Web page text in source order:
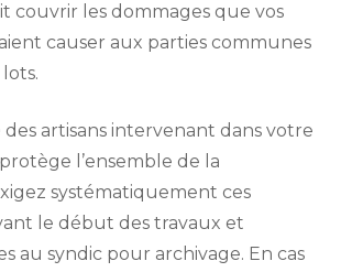
couvrir les dommages que vos
causer aux parties communes
des artisans intervenant dans votre
l’ensemble de la
systématiquement ces
le début des travaux et
au syndic pour archivage. En cas